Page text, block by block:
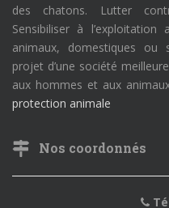
des chatons. Lutter
Sensibiliser à l’exploitation
animaux, domestiques ou
projet d’une société
aux hommes et aux
protection animale
Nos coordonnés